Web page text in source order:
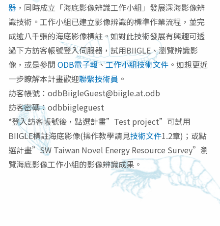
器 ，同時成立「海底影像辨識工作小組」發展深海影像辨
識技術。工作小組已建立影像辨識的標準作業流程，並完
成逾八千張的海底影像標註。如對此技術發展有興趣可透
過下方訪客帳號登入伺服器，試用BIIGLE、瀏覽辨識影
像，或是參閱ODB電子報、工作小組技術文件 。如想更近
一步瞭解本計畫歡迎聯繫技術員 。
訪客帳號：odbBiigleGuest@biigle.at.odb
訪客密碼：odbbiigleguest
*登入訪客帳號後，點選計畫”Test project”可試用
BIIGLE標註海底影像(操作教學請見技術文件1.2章)；或點
選計畫”SW Taiwan Novel Energy Resource Survey”瀏
覽海底影像工作小組的影像辨識成果。